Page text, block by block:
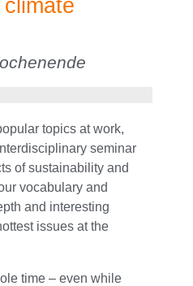
topics at work,
seminar
of sustainability and
vocabulary and
and interesting
issues at the
time – even while